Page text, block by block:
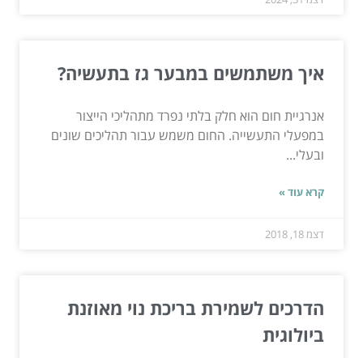
איך משתמשים במבער גז בתעשיה?
אנרגיית חום הוא חלק בלתי נפרד מתהליכי הייצור
במפעלי התעשייה. החום משמש עבור תהליכים שונים
ובעלי...
קרא עוד »
דצמ 18, 2018
הדרכים לשמירת בריכת נוי מאוזנת
ביולוגית